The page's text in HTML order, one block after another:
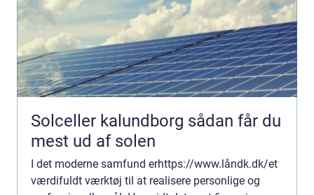
Solceller kalundborg sådan får du
mest ud af solen
I det moderne samfund erhttps://www.låndk.dk/et
værdifuldt værktøj til at realisere personlige og